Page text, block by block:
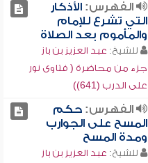
الفهرس:الأذكار
التي تشرع للإمام
والمأموم بعد الصلاة
للشيخ: عبد العزيز بن باز
جزء من محاضرة ( فتاوى نور
على الدرب (641))
الفهرس:حكم
المسح على الجوارب
ومدة المسح
للشيخ: عبد العزيز بن باز